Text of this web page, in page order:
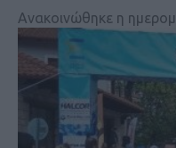
Ανακοινώθηκε η